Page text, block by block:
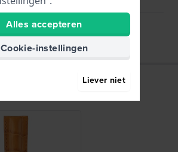
Ja
Alles accepteren
Cookie-instellingen
Liever niet